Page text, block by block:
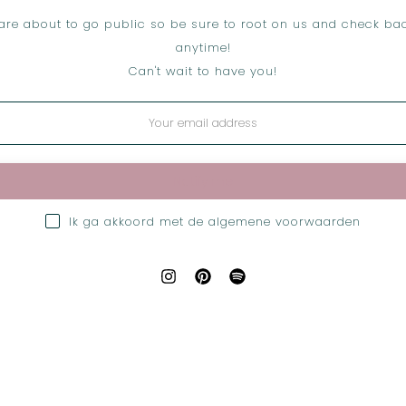
about to go public so be sure to root on us and check
anytime!
Can't wait to have you!
Ik ga akkoord met de algemene voorwaarden